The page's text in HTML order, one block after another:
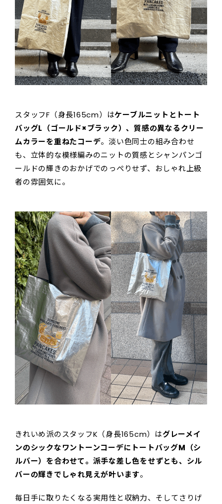
スタッフF（身長165cm）はケーブルニットとトート
バッグL（ゴールド×ブラック）、質感の異なるクリー
ムカラーを重ねたコーデ。淡い色同士の組み合わせ
も、立体的な模様編みのニットの質感とシャンパンゴ
ールドの輝きのおかげでのっぺりせず、おしゃれ上級
者の雰囲気に。
きれいめ派のスタッフK（身長165cm）はグレーメイ
ンのシックなワントーンコーデにトートバッグM（シ
ルバー）を合わせて。派手な差し色をせずとも、シル
バーの輝きでしゃれ見えが叶います。
毎日手に取りたくなる実用性と収納力、そしてさりげ